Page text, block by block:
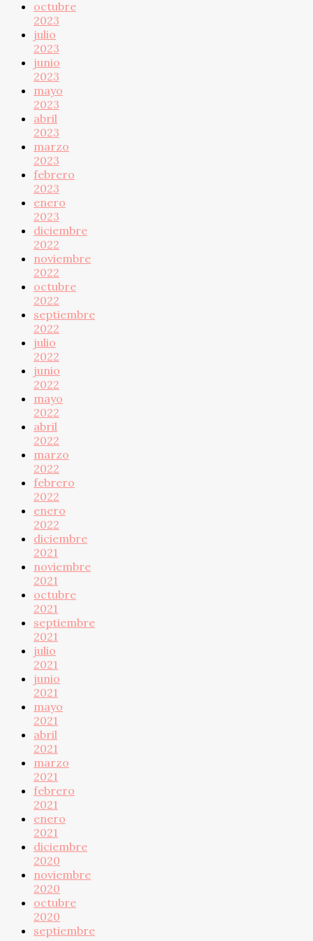
octubre
2023
julio
2023
junio
2023
mayo
2023
abril
2023
marzo
2023
febrero
2023
enero
2023
diciembre
2022
noviembre
2022
octubre
2022
septiembre
2022
julio
2022
junio
2022
mayo
2022
abril
2022
marzo
2022
febrero
2022
enero
2022
diciembre
2021
noviembre
2021
octubre
2021
septiembre
2021
julio
2021
junio
2021
mayo
2021
abril
2021
marzo
2021
febrero
2021
enero
2021
diciembre
2020
noviembre
2020
octubre
2020
septiembre